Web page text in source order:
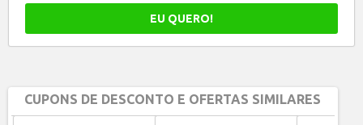
EU QUERO!
CUPONS DE DESCONTO E OFERTAS SIMILARES